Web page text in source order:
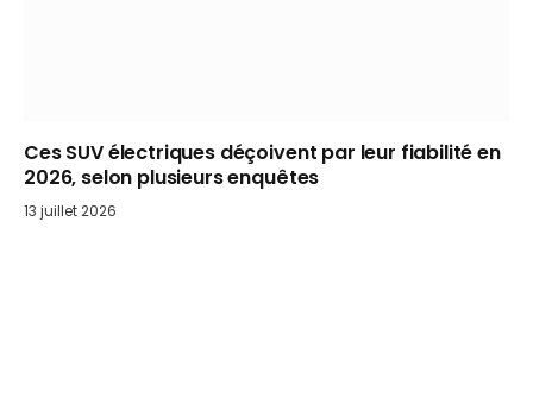
Ces SUV électriques déçoivent par leur fiabilité en
2026, selon plusieurs enquêtes
13 juillet 2026